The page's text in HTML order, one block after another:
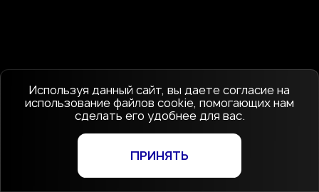
Используя данный сайт, вы даете согласие на
использование файлов cookie, помогающих нам
сделать его удобнее для вас.
ПРИНЯТЬ